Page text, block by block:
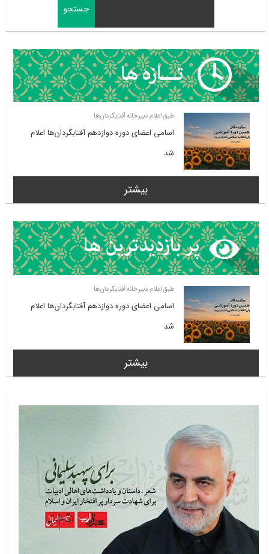
طبق اعلام دبیرخانه آفتابگردان‌ها
اسامی اعضای دوره دوازدهم آفتابگردان‌ها اعلام
شد
بیشتر
طبق اعلام دبیرخانه آفتابگردان‌ها
اسامی اعضای دوره دوازدهم آفتابگردان‌ها اعلام
شد
بیشتر